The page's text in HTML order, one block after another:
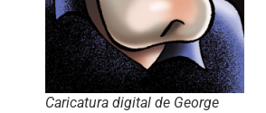
Caricatura digital de George